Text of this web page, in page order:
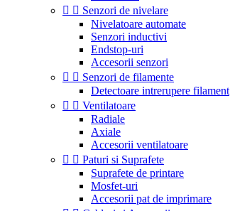
  Senzori de nivelare
Nivelatoare automate
Senzori inductivi
Endstop-uri
Accesorii senzori
  Senzori de filamente
Detectoare intrerupere filament
  Ventilatoare
Radiale
Axiale
Accesorii ventilatoare
  Paturi si Suprafete
Suprafete de printare
Mosfet-uri
Accesorii pat de imprimare